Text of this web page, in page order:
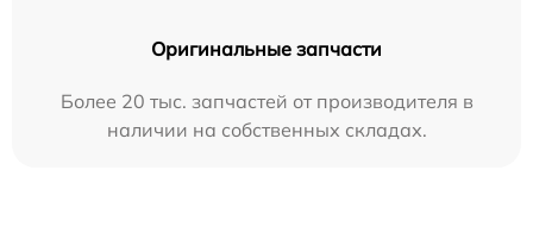
Оригинальные запчасти
Более 20 тыс. запчастей от производителя в
наличии на собственных складах.